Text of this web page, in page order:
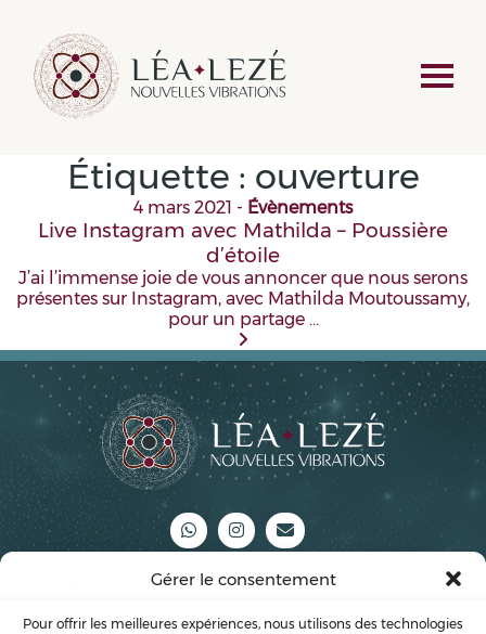
Gérer le consentement
Pour offrir les meilleures expériences, nous utilisons des technologies
Étiquette : ouverture
4 mars 2021 - Évènements
Live Instagram avec Mathilda – Poussière
d’étoile
J’ai l’immense joie de vous annoncer que nous serons
présentes sur Instagram, avec Mathilda Moutoussamy,
pour un partage …